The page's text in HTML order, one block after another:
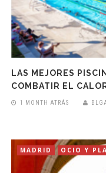
LAS MEJORES
COMBATIR EL
1 MONTH ATRÁS
MADRID OCIO Y